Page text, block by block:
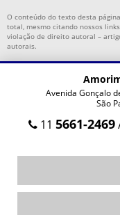
ADESIVO RECORTE
ADESIVO FACHADA DE LOJA
ALUGUEL DE CAMINHÃO
ALUGUEL DE CAMINHÃO
CAMINHÃO COM
CAMINHÃO PLATAFORMA
LETREIRO EM ACM
LETREIRO PARA FACHADA
O conteúdo do texto desta
total, mesmo citando nossos
violação de direito autoral –
autorais.
Avenida Gonçalo
São
11 5661-2469